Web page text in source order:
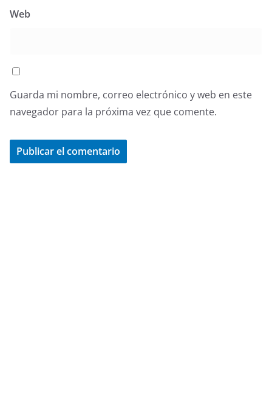
Web
Guarda mi nombre, correo electrónico y web en este
navegador para la próxima vez que comente.